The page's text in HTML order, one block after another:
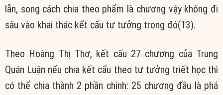
lẫn, song cách chia theo phẩm là chương vậy không đi
sâu vào khai thác kết cấu tư tưởng trong đó(13).
Theo Hoàng Thị Thơ, kết cấu 27 chương của Trung
Quán Luận nếu chia kết cấu theo tư tưởng triết học thì
có thể chia thành 2 phần chính: 25 chương đầu là phá